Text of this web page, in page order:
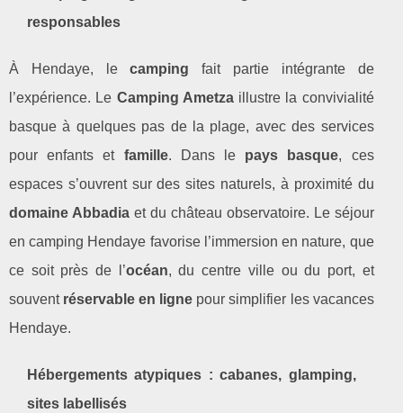
responsables
À Hendaye, lecamping fait partie intégrante de
l’expérience. Le Camping Ametzaillustre la convivialité
basque à quelques pas de la plage, avec des services
pour enfants et famille. Dans le pays basque, ces
espaces s’ouvrent sur des sites naturels, à proximité du
domaine Abbadiaet du château observatoire. Le séjour
en camping Hendaye favorise l’immersion en nature, que
ce soit près de l’océan, du centre ville ou du port, et
souvent réservable en ligne pour simplifier les vacances
Hendaye.
Hébergements atypiques : cabanes, glamping,
sites labellisés